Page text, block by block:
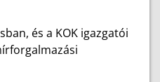
és a KOK igazgatói